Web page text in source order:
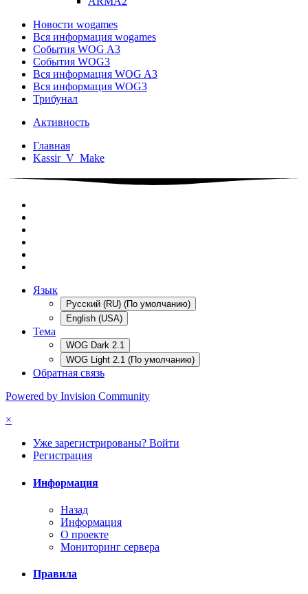
Новости wogames
Вся информация wogames
События WOG A3
События WOG3
Вся информация WOG A3
Вся информация WOG3
Трибунал
Активность
Главная
Kassir_V_Make
Язык
Русский (RU) (По умолчанию)
English (USA)
Тема
WOG Dark 2.1
WOG Light 2.1 (По умолчанию)
Обратная связь
Powered by Invision Community
×
Уже зарегистрированы? Войти
Регистрация
Информация
Назад
Информация
О проекте
Мониторинг сервера
Правила